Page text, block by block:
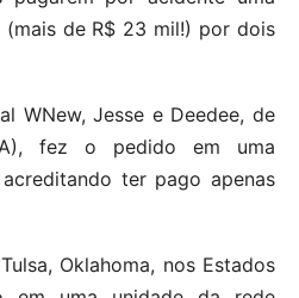
de R$ 23 mil!) por dois
WNew, Jesse e Deedee, de
fez o pedido em uma
ter pago apenas
Oklahoma, nos Estados